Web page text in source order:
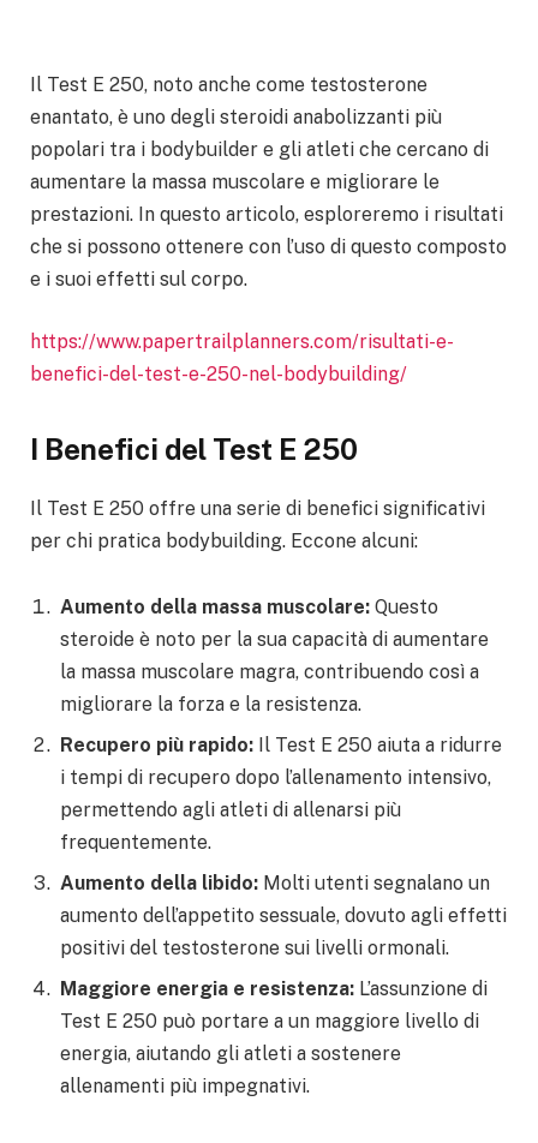
Il Test E 250, noto anche come testosterone
enantato, è uno degli steroidi anabolizzanti più
popolari tra i bodybuilder e gli atleti che cercano di
aumentare la massa muscolare e migliorare le
prestazioni. In questo articolo, esploreremo i risultati
che si possono ottenere con l’uso di questo composto
e i suoi effetti sul corpo.
https://www.papertrailplanners.com/risultati-e-
benefici-del-test-e-250-nel-bodybuilding/
I Benefici del Test E 250
Il Test E 250 offre una serie di benefici significativi
per chi pratica bodybuilding. Eccone alcuni:
Aumento della massa muscolare: Questo
steroide è noto per la sua capacità di aumentare
la massa muscolare magra, contribuendo così a
migliorare la forza e la resistenza.
Recupero più rapido: Il Test E 250 aiuta a ridurre
i tempi di recupero dopo l’allenamento intensivo,
permettendo agli atleti di allenarsi più
frequentemente.
Aumento della libido: Molti utenti segnalano un
aumento dell’appetito sessuale, dovuto agli effetti
positivi del testosterone sui livelli ormonali.
Maggiore energia e resistenza: L’assunzione di
Test E 250 può portare a un maggiore livello di
energia, aiutando gli atleti a sostenere
allenamenti più impegnativi.